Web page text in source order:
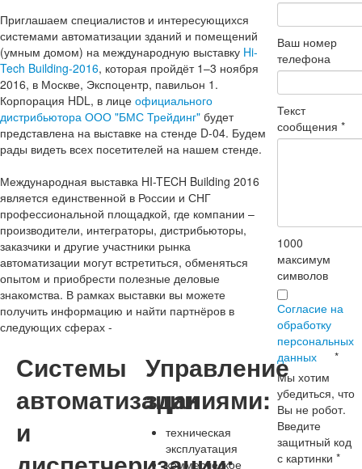
Приглашаем специалистов и интересующихся
системами автоматизации зданий и помещений
(умным домом) на международную выставку Hi-
Tech Building-2016, которая пройдёт 1–3 ноября
2016, в Москве, Экспоцентр, павильон 1.
Корпорация HDL, в лице официального
дистрибьютора ООО "БМС Трейдинг" будет
представлена на выставке на стенде D-04. Будем
рады видеть всех посетителей на нашем стенде.
Международная выставка HI-TECH Building 2016
является единственной в России и СНГ
профессиональной площадкой, где компании –
производители, интеграторы, дистрибьюторы,
заказчики и другие участники рынка
автоматизации могут встретиться, обменяться
опытом и приобрести полезные деловые
знакомства. В рамках выставки вы можете
получить информацию и найти партнёров в
следующих сферах -
Системы
автоматизации
и
Управление
зданиями:
техническая
эксплуатация
коммерческое
Ваш номер
телефона
Текст
сообщения*
1000
максимум
символов
Согласие на
обработку
персональных
данных
*
Мы хотим
убедиться, что
Вы не робот.
Введите
защитный код
с картинки*